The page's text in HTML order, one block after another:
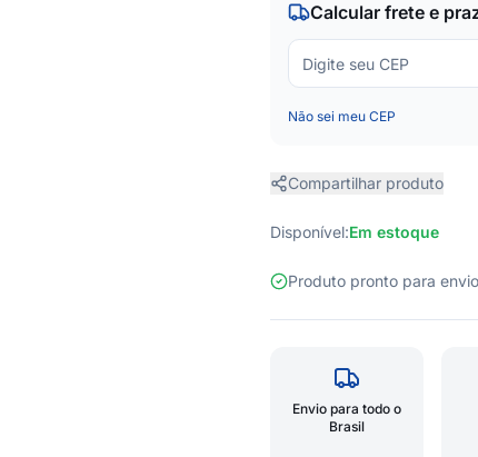
Calcular frete e
Não sei meu CEP
Compartilhar produto
Disponível:Em estoque
Produto pronto para
Envio para todo o
Brasil